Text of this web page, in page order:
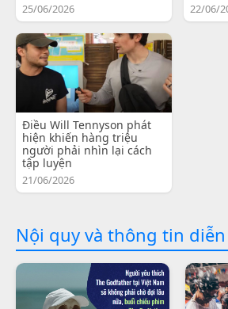
25/06/2026 22/06/
Điều Will Tennyson phát
hiện khiến hàng triệu
người phải nhìn lại cách
tập luyện
21/06/2026
Nội quy và thông tin